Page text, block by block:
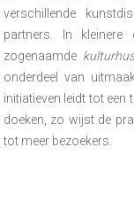
verschillende
partners. In kleinere
zogenaamde
onderdeel van
initiatieven leidt tot een
doeken, zo wijst de
tot meer bezoekers.